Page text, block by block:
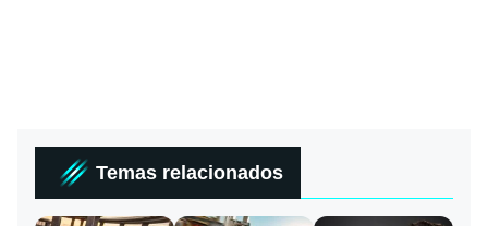
Temas relacionados